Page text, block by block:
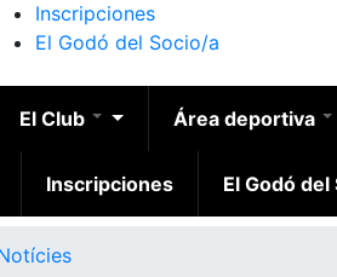
Inscripciones
El Godó del Socio/a
El Club Área deportiva
Inscripciones El Godó del